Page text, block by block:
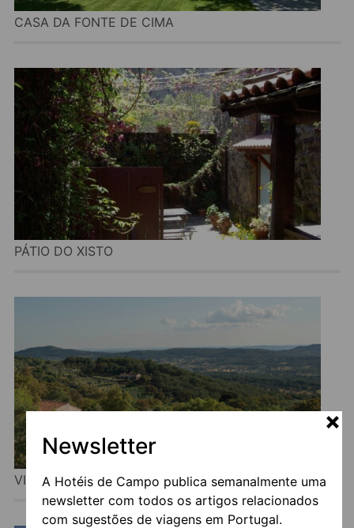
Newsletter
A Hotéis de Campo publica semanalmente uma
newsletter com todos os artigos relacionados
com sugestões de viagens em Portugal.
CASA DA FONTE DE CIMA
PÁTIO DO XISTO
VIGIAS ETERNAL LANDSCAPES